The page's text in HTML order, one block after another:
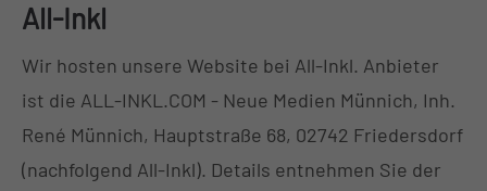
All-Inkl
Wir hosten unsere Website bei All-Inkl. Anbieter
ist die ALL-INKL.COM - Neue Medien Münnich, Inh.
René Münnich, Hauptstraße 68, 02742 Friedersdorf
(nachfolgend All-Inkl). Details entnehmen Sie der